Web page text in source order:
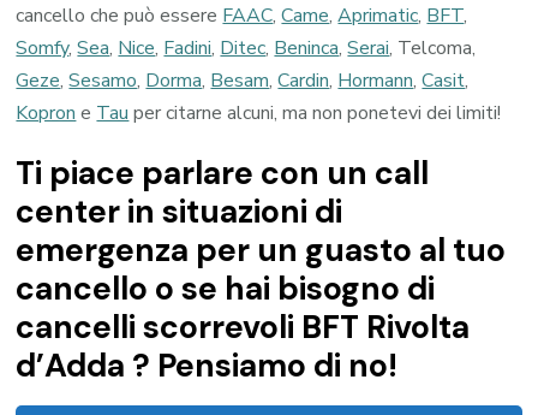
cancello che può essere FAAC,Came,Aprimatic, BFT,
Somfy,Sea, Nice, Fadini, Ditec, Beninca,Serai, Telcoma,
Geze,Sesamo, Dorma, Besam,Cardin, Hormann,Casit,
Kopron e Tau per citarne alcuni, ma non ponetevi dei limiti!
Ti piace parlare con un call
center in situazioni di
emergenza per un guasto al tuo
cancello o se hai bisogno di
cancelli scorrevoli BFT Rivolta
d’Adda ? Pensiamo di no!